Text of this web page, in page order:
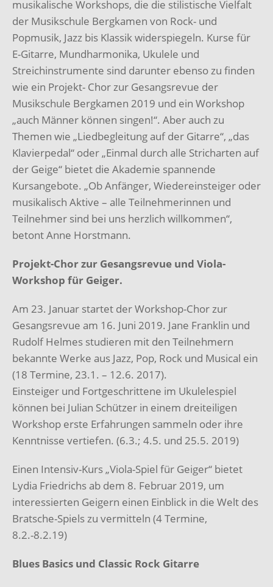
musikalische Workshops, die die stilistische Vielfalt
der Musikschule Bergkamen von Rock- und
Popmusik, Jazz bis Klassik widerspiegeln. Kurse für
E-Gitarre, Mundharmonika, Ukulele und
Streichinstrumente sind darunter ebenso zu finden
wie ein Projekt- Chor zur Gesangsrevue der
Musikschule Bergkamen 2019 und ein Workshop
„auch Männer können singen!“. Aber auch zu
Themen wie „Liedbegleitung auf der Gitarre“, „das
Klavierpedal“ oder „Einmal durch alle Stricharten auf
der Geige“ bietet die Akademie spannende
Kursangebote. „Ob Anfänger, Wiedereinsteiger oder
musikalisch Aktive – alle Teilnehmerinnen und
Teilnehmer sind bei uns herzlich willkommen“,
betont Anne Horstmann.
Projekt-Chor zur Gesangsrevue und Viola-
Workshop für Geiger.
Am 23. Januar startet der Workshop-Chor zur
Gesangsrevue am 16. Juni 2019. Jane Franklin und
Rudolf Helmes studieren mit den Teilnehmern
bekannte Werke aus Jazz, Pop, Rock und Musical ein
(18 Termine, 23.1. – 12.6. 2017).
Einsteiger und Fortgeschrittene im Ukulelespiel
können bei Julian Schützer in einem dreiteiligen
Workshop erste Erfahrungen sammeln oder ihre
Kenntnisse vertiefen. (6.3.; 4.5. und 25.5. 2019)
Einen Intensiv-Kurs „Viola-Spiel für Geiger“ bietet
Lydia Friedrichs ab dem 8. Februar 2019, um
interessierten Geigern einen Einblick in die Welt des
Bratsche-Spiels zu vermitteln (4 Termine,
8.2.-8.2.19)
Blues Basics und Classic Rock Gitarre